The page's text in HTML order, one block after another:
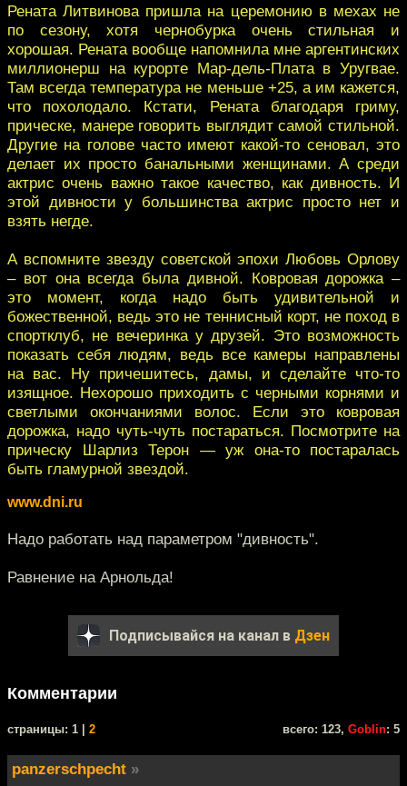
Рената Литвинова пришла на церемонию в мехах не
по сезону, хотя чернобурка очень стильная и
хорошая. Рената вообще напомнила мне аргентинских
миллионерш на курорте Мар-дель-Плата в Уругвае.
Там всегда температура не меньше +25, а им кажется,
что похолодало. Кстати, Рената благодаря гриму,
прическе, манере говорить выглядит самой стильной.
Другие на голове часто имеют какой-то сеновал, это
делает их просто банальными женщинами. А среди
актрис очень важно такое качество, как дивность. И
этой дивности у большинства актрис просто нет и
взять негде.
А вспомните звезду советской эпохи Любовь Орлову
– вот она всегда была дивной. Ковровая дорожка –
это момент, когда надо быть удивительной и
божественной, ведь это не теннисный корт, не поход в
спортклуб, не вечеринка у друзей. Это возможность
показать себя людям, ведь все камеры направлены
на вас. Ну причешитесь, дамы, и сделайте что-то
изящное. Нехорошо приходить с черными корнями и
светлыми окончаниями волос. Если это ковровая
дорожка, надо чуть-чуть постараться. Посмотрите на
прическу Шарлиз Терон — уж она-то постаралась
быть гламурной звездой.
www.dni.ru
Надо работать над параметром "дивность".
Равнение на Арнольда!
Подписывайся на канал в Дзен
Комментарии
cтраницы: 1 | 2 всего: 123, Goblin: 5
panzerschpecht »